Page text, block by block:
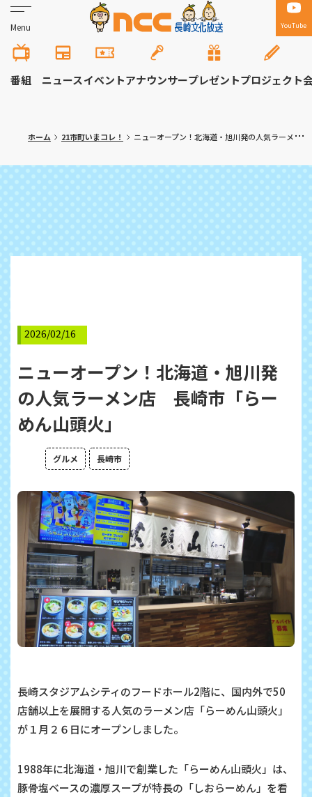
Menu YouTube
番組 ニュースイベントアナウンサープレゼントプロジェクト
ホーム 21市町いまコレ！ ニューオープン！北海道・旭川発の人気ラーメン店 長崎市「らーめん山頭火」
2026/02/16
ニューオープン！北海道・旭川発
の人気ラーメン店 長崎市「らー
めん山頭火」
グルメ 長崎市
長崎スタジアムシティのフードホール2階に、国内外で50
店舗以上を展開する人気のラーメン店「らーめん山頭火」
が１月２６日にオープンしました。
1988年に北海道・旭川で創業した「らーめん山頭火」は、
豚骨塩ベースの濃厚スープが特長の「しおらーめん」を看